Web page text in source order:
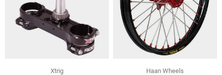
Xtrig
Haan Wheels